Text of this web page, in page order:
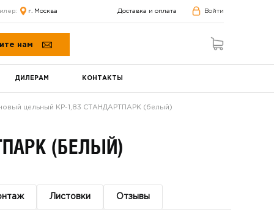
г. Москва Доставка и оплата Войти
нам
ДИЛЕРАМ КОНТАКТЫ
цельный КР-1,83 СТАНДАРТПАРК (белый)
(БЕЛЫЙ)
Листовки Отзывы